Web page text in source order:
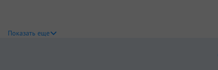
Показать еще